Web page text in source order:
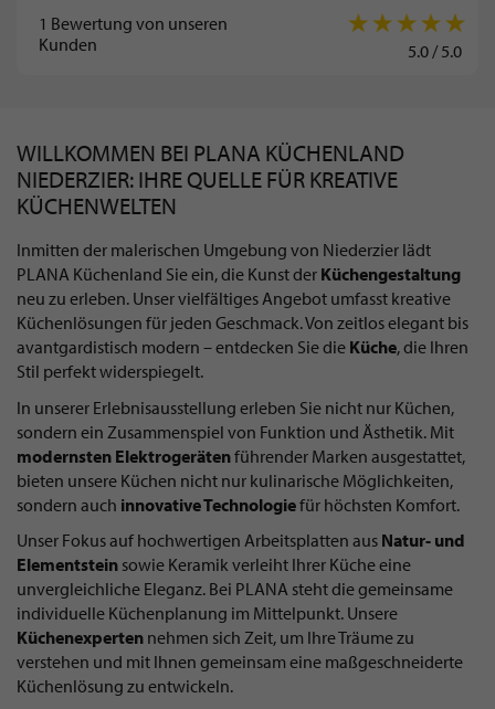
1 Bewertung von unseren
Kunden
5.0/5.0
WILLKOMMEN BEI PLANA KÜCHENLAND
NIEDERZIER: IHRE QUELLE FÜR KREATIVE
KÜCHENWELTEN
Inmitten der malerischen Umgebung von Niederzier lädt
PLANA Küchenland Sie ein, die Kunst der Küchengestaltung
neu zu erleben. Unser vielfältiges Angebot umfasst kreative
Küchenlösungen für jeden Geschmack. Von zeitlos elegant bis
avantgardistisch modern – entdecken Sie die Küche, die Ihren
Stil perfekt widerspiegelt.
In unserer Erlebnisausstellung erleben Sie nicht nur Küchen,
sondern ein Zusammenspiel von Funktion und Ästhetik. Mit
modernsten Elektrogerätenführender Marken ausgestattet,
bieten unsere Küchen nicht nur kulinarische Möglichkeiten,
sondern auch innovative Technologiefür höchsten Komfort.
Unser Fokus auf hochwertigen Arbeitsplatten aus Natur- und
Elementstein sowie Keramik verleiht Ihrer Küche eine
unvergleichliche Eleganz. Bei PLANA steht die gemeinsame
individuelle Küchenplanung im Mittelpunkt. Unsere
Küchenexperten nehmen sich Zeit, um Ihre Träume zu
verstehen und mit Ihnen gemeinsam eine maßgeschneiderte
Küchenlösung zu entwickeln.